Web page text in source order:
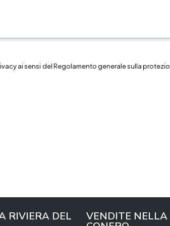
ai sensi del Regolamento generale sulla
RIVIERA DEL VENDITE NELLA